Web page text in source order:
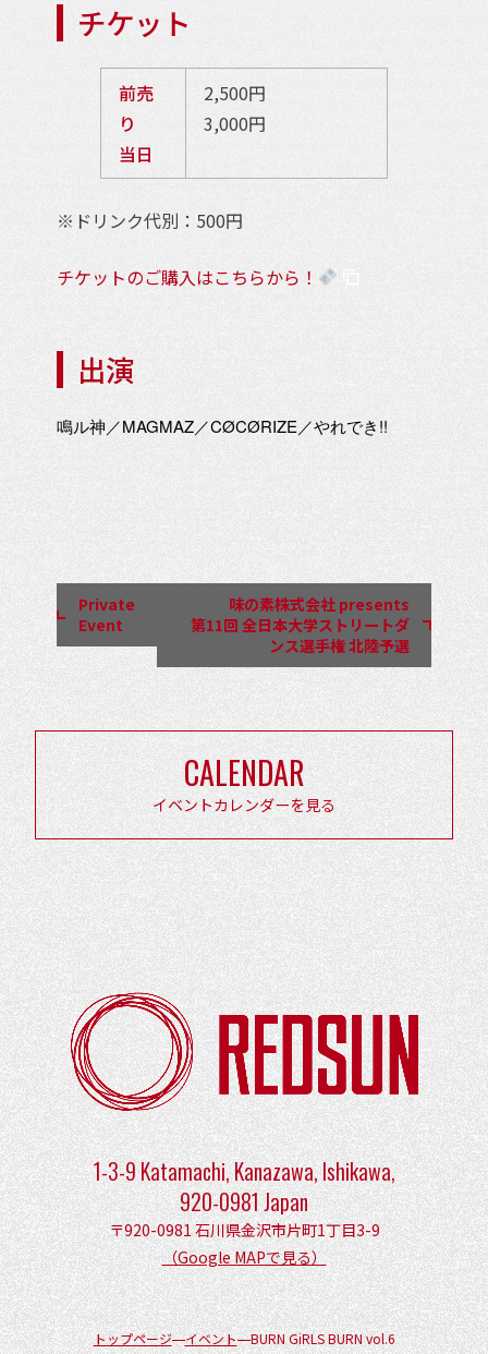
チケット
前売
り
当日
2,500円
3,000円
※ドリンク代別：500円
チケットのご購入はこちらから！
出演
鳴ル神／MAGMAZ／CØCØRIZE／やれでき!!
ン
ト
ナ
ゲ
Private
Event
味の素株式会社 presents
第11回 全日本大学ストリートダ
ンス選手権 北陸予選
CALENDAR
イベントカレンダーを見る
1-3-9 Katamachi, Kanazawa, Ishikawa,
920-0981 Japan
〒920-0981 石川県金沢市片町1丁目3-9
（Google MAPで見る）
トップページ イベント BURN GiRLS BURN vol.6